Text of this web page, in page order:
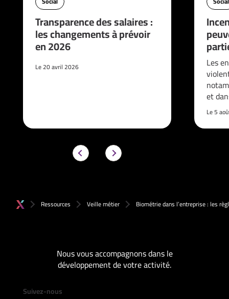
Transparence des salaires :
les changements à prévoir
en 2026
Le 20 avril 2026 Les
et
Le 5
Ressources Veille métier Biométrie dans l’entreprise : les
Nous vous accompagnons dans le
développement de votre activité.
Suivez-nous